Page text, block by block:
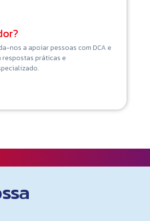
nos a apoiar pessoas com DCA e
respostas práticas e